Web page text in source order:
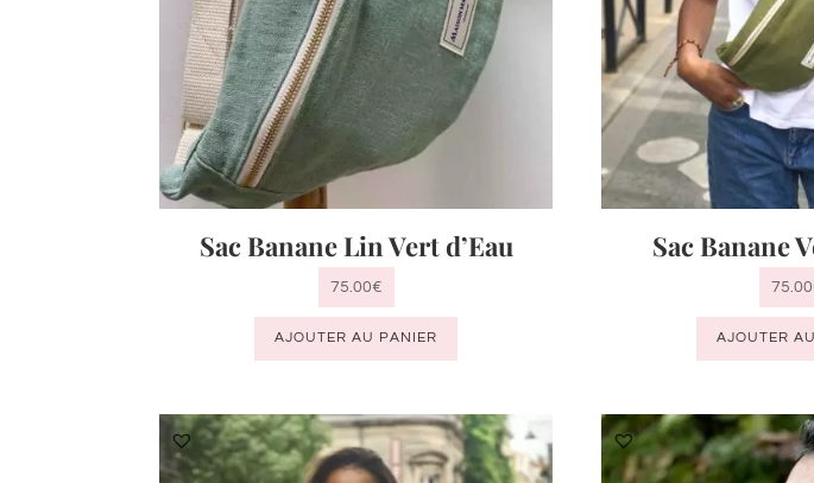
Sac Banane Lin Vert d’Eau
75.00€
AJOUTER AU PANIER
Sac Banane
75.00
AJOUTER